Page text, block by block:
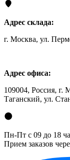
Адрес склада:
г. Москва, ул.
Адрес офиса:
109004, Россия, г.
Таганский, ул.
Пн-Пт с 09 до 18
Прием заказов